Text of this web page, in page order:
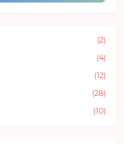
(2)
(4)
(12)
(28)
(10)